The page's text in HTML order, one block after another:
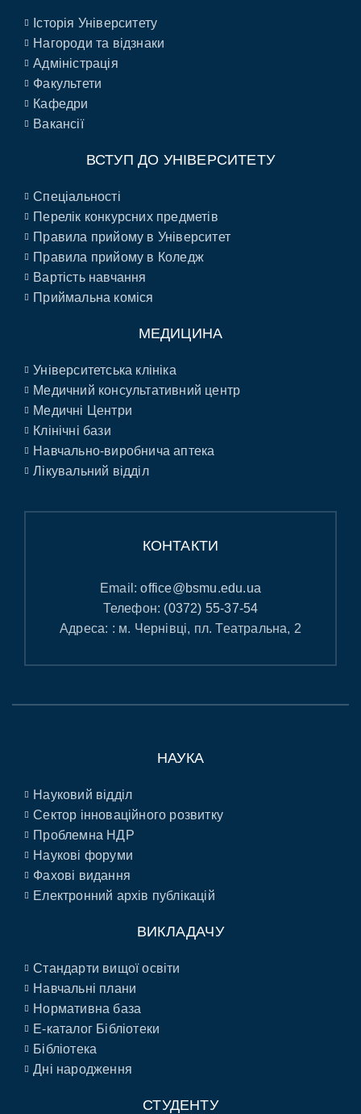
Історія Університету
Нагороди та відзнаки
Адміністрація
Факультети
Кафедри
Вакансії
ВСТУП ДО УНІВЕРСИТЕТУ
Спеціальності
Перелік конкурсних предметів
Правила прийому в Університет
Правила прийому в Коледж
Вартість навчання
Приймальна коміся
МЕДИЦИНА
Університетська клініка
Медичний консультативний центр
Медичні Центри
Клінічні бази
Навчально-виробнича аптека
Лікувальний відділ
КОНТАКТИ
Email:office@bsmu.edu.ua
Телефон: (0372) 55-37-54
Адреса: : м. Чернівці, пл. Театральна, 2
НАУКА
Науковий відділ
Сектор інноваційного розвитку
Проблемна НДР
Наукові форуми
Фахові видання
Електронний архів публікацій
ВИКЛАДАЧУ
Стандарти вищої освіти
Навчальні плани
Нормативна база
E-каталог Бібліотеки
Бібліотека
Дні народження
СТУДЕНТУ